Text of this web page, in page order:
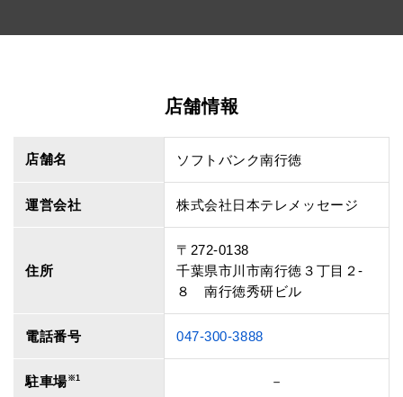
店舗情報
店舗名 ソフトバンク南行徳
運営会社 株式会社日本テレメッセージ
住所
〒272-0138
千葉県市川市南行徳３丁目２‐
８ 南行徳秀研ビル
電話番号 047-300-3888
駐車場※1 －